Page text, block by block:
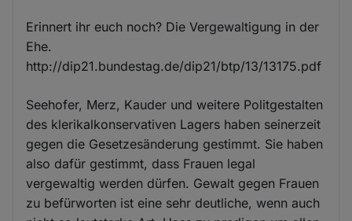
Erinnert ihr euch noch? Die Vergewaltigung in der
Ehe.
http://dip21.bundestag.de/dip21/btp/13/13175.pdf
Seehofer, Merz, Kauder und weitere Politgestalten
des klerikalkonservativen Lagers haben seinerzeit
gegen die Gesetzesänderung gestimmt. Sie haben
also dafür gestimmt, dass Frauen legal
vergewaltig werden dürfen. Gewalt gegen Frauen
zu befürworten ist eine sehr deutliche, wenn auch